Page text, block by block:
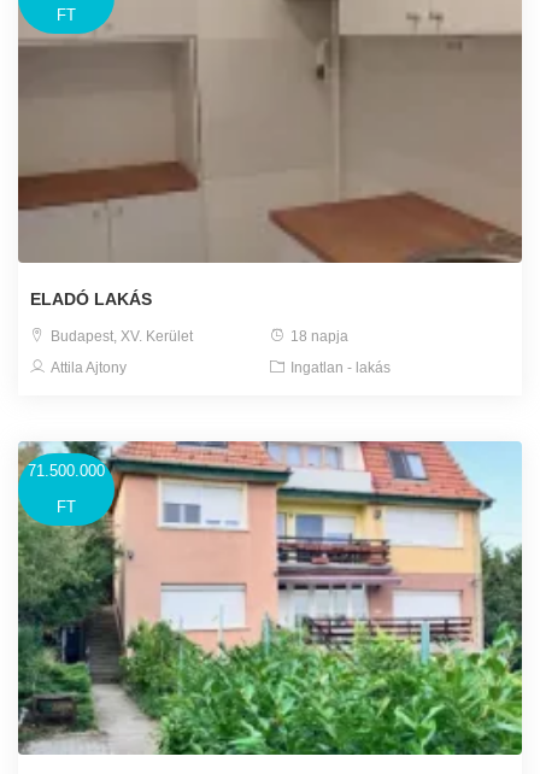
FT
ELADÓ LAKÁS
Budapest, XV. Kerület
18 napja
Attila Ajtony
Ingatlan - lakás
71.500.000
FT